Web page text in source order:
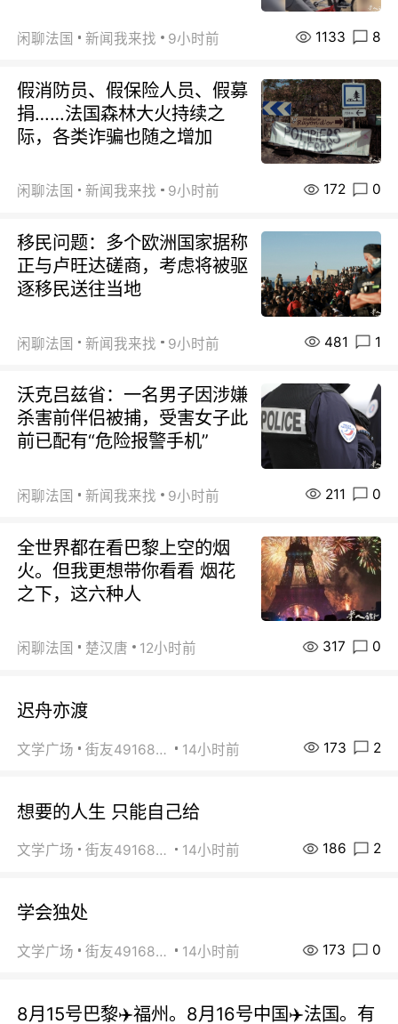
闲聊法国 新闻我来找 9小时前 1133 8
假消防员、假保险人员、假募
捐……法国森林大火持续之
际，各类诈骗也随之增加
闲聊法国 新闻我来找 9小时前 172 0
移民问题：多个欧洲国家据称
正与卢旺达磋商，考虑将被驱
逐移民送往当地
闲聊法国 新闻我来找 9小时前 481 1
沃克吕兹省：一名男子因涉嫌
杀害前伴侣被捕，受害女子此
前已配有“危险报警手机”
闲聊法国 新闻我来找 9小时前 211 0
全世界都在看巴黎上空的烟
火。但我更想带你看看 烟花
之下，这六种人
闲聊法国 楚汉唐 12小时前 317 0
迟舟亦渡
文学广场 街友49168527 14小时前 173 2
想要的人生 只能自己给
文学广场 街友49168527 14小时前 186 2
学会独处
文学广场 街友49168527 14小时前 173 0
8月15号巴黎✈️福州。8月16号中国✈️法国。有